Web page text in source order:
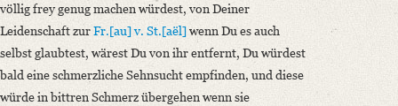
völlig frey genug machen würdest, von Deiner
Leidenschaft zurFr.[au] v. St.[aël]wenn Du es auch
selbst glaubtest, wärest Du von ihr entfernt, Du würdest
bald eine schmerzliche Sehnsucht empfinden, und diese
würde in bittren Schmerz übergehen wenn sie